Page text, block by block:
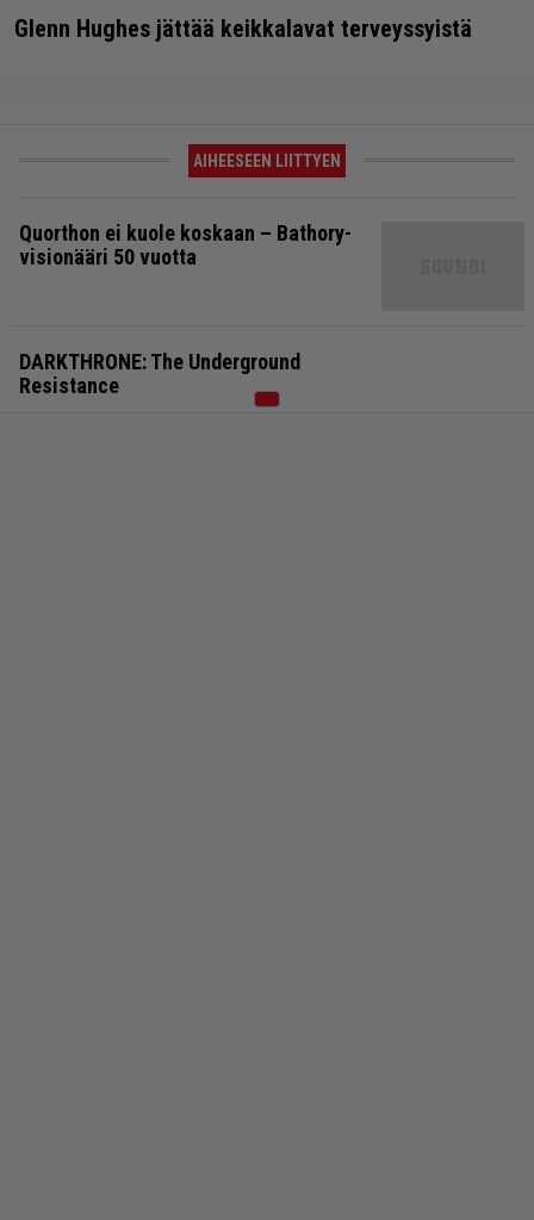
Glenn Hughes jättää keikkalavat terveyssyistä
AIHEESEEN LIITTYEN
Quorthon ei kuole koskaan – Bathory-
visionääri 50 vuotta
DARKTHRONE: The Underground
Resistance